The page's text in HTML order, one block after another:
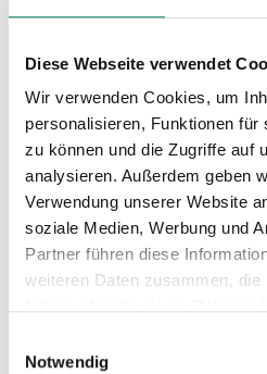
Diese Webseite verwendet
Wir verwenden Cookies, um
personalisieren, Funktionen für
zu können und die Zugriffe auf
analysieren. Außerdem geben
Verwendung unserer Website
soziale Medien, Werbung und
Partner führen diese
weiteren Daten zusammen, die
Notwendig